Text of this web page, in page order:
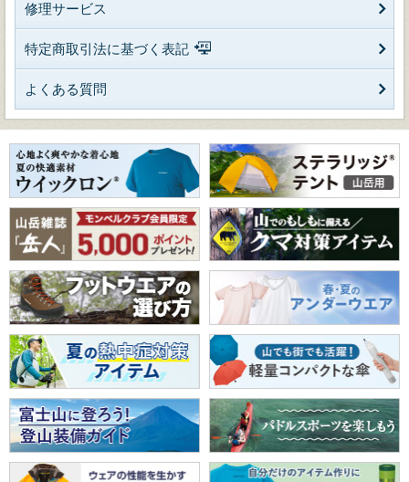
修理サービス
特定商取引法に基づく表記
よくある質問